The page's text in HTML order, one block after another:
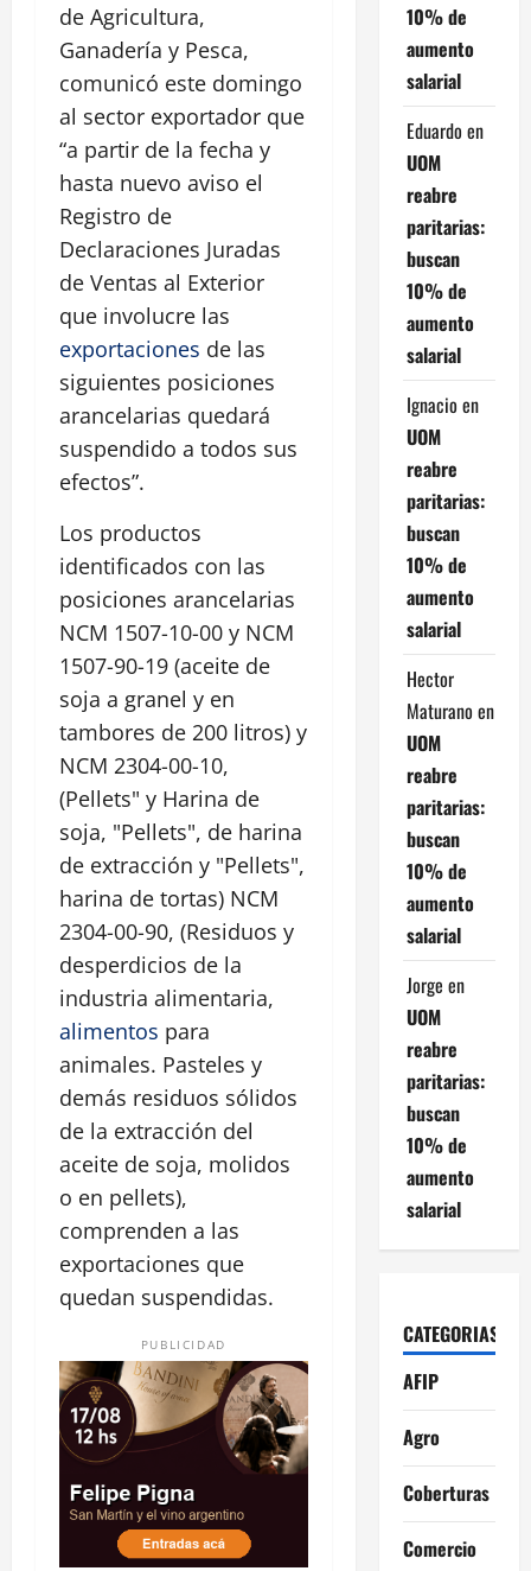
de Agricultura,
Ganadería y Pesca,
comunicó este domingo
al sector exportador que
“a partir de la fecha y
hasta nuevo aviso el
Registro de
Declaraciones Juradas
de Ventas al Exterior
que involucre las
exportaciones de las
siguientes posiciones
arancelarias quedará
suspendido a todos sus
efectos”.
Los productos
identificados con las
posiciones arancelarias
NCM 1507-10-00 y NCM
1507-90-19 (aceite de
soja a granel y en
tambores de 200 litros) y
NCM 2304-00-10,
(Pellets" y Harina de
soja, "Pellets", de harina
de extracción y "Pellets",
harina de tortas) NCM
2304-00-90, (Residuos y
desperdicios de la
industria alimentaria,
alimentos para
animales. Pasteles y
demás residuos sólidos
de la extracción del
aceite de soja, molidos
o en pellets),
comprenden a las
exportaciones que
quedan suspendidas.
PUBLICIDAD
10% de
aumento
salarial
Eduardo en
UOM
reabre
paritarias:
buscan
10% de
aumento
salarial
Ignacio en
UOM
reabre
paritarias:
buscan
10% de
aumento
salarial
Hector
Maturano en
UOM
reabre
paritarias:
buscan
10% de
aumento
salarial
Jorge en
UOM
reabre
paritarias:
buscan
10% de
aumento
salarial
CATEGORIAS
AFIP
Agro
Coberturas
Comercio